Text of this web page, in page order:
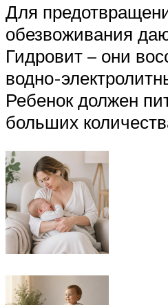
Для
обезвоживания
Гидровит – они
водно-
Ребенок должен
больших